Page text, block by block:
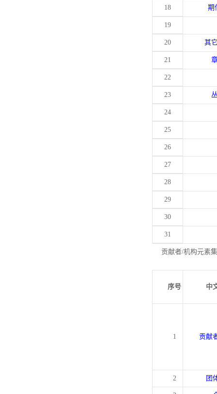
18 期
19
20 其
21
22
23
24
25
26
27
28
29
30
31
贡献者/机构元素
序号 中
1 贡献
2 团